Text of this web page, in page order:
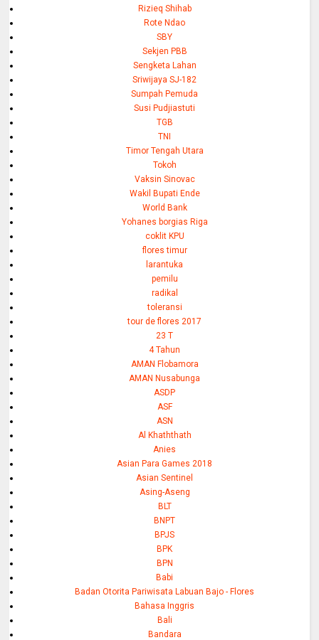
Rizieq Shihab
Rote Ndao
SBY
Sekjen PBB
Sengketa Lahan
Sriwijaya SJ-182
Sumpah Pemuda
Susi Pudjiastuti
TGB
TNI
Timor Tengah Utara
Tokoh
Vaksin Sinovac
Wakil Bupati Ende
World Bank
Yohanes borgias Riga
coklit KPU
flores timur
larantuka
pemilu
radikal
toleransi
tour de flores 2017
23 T
4 Tahun
AMAN Flobamora
AMAN Nusabunga
ASDP
ASF
ASN
Al Khaththath
Anies
Asian Para Games 2018
Asian Sentinel
Asing-Aseng
BLT
BNPT
BPJS
BPK
BPN
Babi
Badan Otorita Pariwisata Labuan Bajo - Flores
Bahasa Inggris
Bali
Bandara